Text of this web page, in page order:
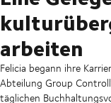
arbeiten
Felicia begann ihre
Abteilung Group
täglichen